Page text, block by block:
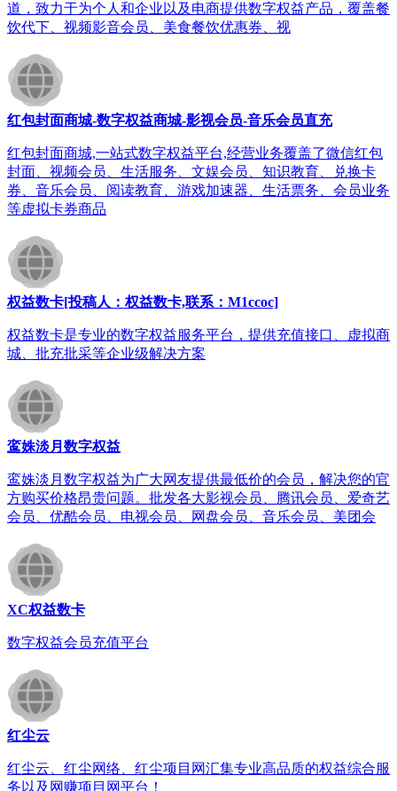
道，致力于为个人和企业以及电商提供数字权益产品，覆盖餐
饮代下、视频影音会员、美食餐饮优惠券、视
红包封面商城-数字权益商城-影视会员-音乐会员直充
红包封面商城,一站式数字权益平台,经营业务覆盖了微信红包
封面、视频会员、生活服务、文娱会员、知识教育、兑换卡
券、音乐会员、阅读教育、游戏加速器、生活票务、会员业务
等虚拟卡券商品
权益数卡[投稿人：权益数卡,联系：M1ccoc]
权益数卡是专业的数字权益服务平台，提供充值接口、虚拟商
城、批充批采等企业级解决方案
鸾姝淡月数字权益
鸾姝淡月数字权益为广大网友提供最低价的会员，解决您的官
方购买价格昂贵问题。批发各大影视会员、腾讯会员、爱奇艺
会员、优酷会员、电视会员、网盘会员、音乐会员、美团会
XC权益数卡
数字权益会员充值平台
红尘云
红尘云、红尘网络、红尘项目网汇集专业高品质的权益综合服
务以及网赚项目网平台！